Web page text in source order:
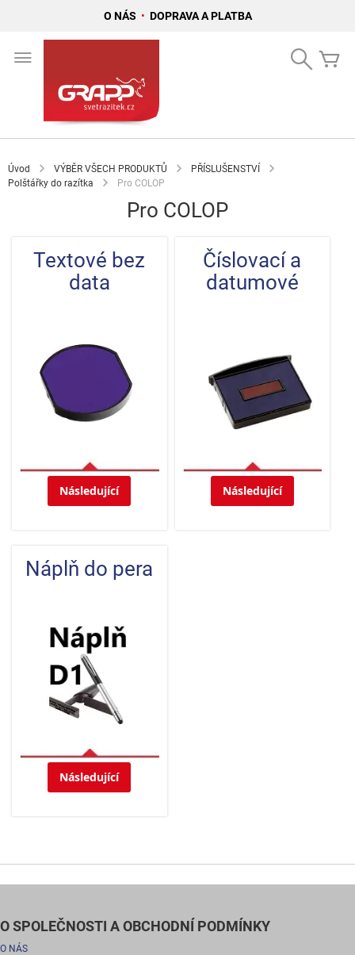
O NÁS • DOPRAVA A PLATBA
Search
Úvod VÝBĚR VŠECH PRODUKTŮ
PŘÍSLUŠENSTVÍ
Polštářky do razítka
Pro COLOP
Pro COLOP
Textové bez
data
Následující
Číslovací a
datumové
Následující
Náplň do pera
Následující
O SPOLEČNOSTI A OBCHODNÍ PODMÍNKY
O NÁS